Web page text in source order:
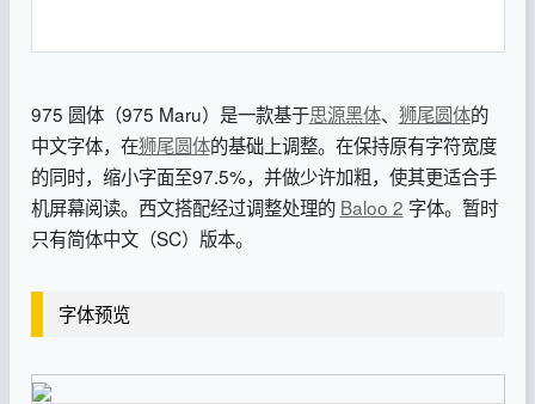
975 圆体（975 Maru）是一款基于思源黑体、 狮尾圆体的
中文字体，在狮尾圆体的基础上调整。在保持原有字符宽度
的同时，缩小字面至97.5%，并做少许加粗，使其更适合手
机屏幕阅读。西文搭配经过调整处理的 Baloo 2 字体。暂时
只有简体中文（SC）版本。
字体预览